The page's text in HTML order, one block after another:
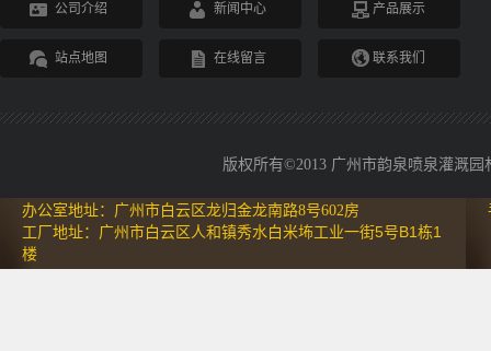
公司介绍 新闻中心 产品展示
站点地图 在线留言 联系我们
版权所有©2013 广州市韵泉喷泉灌溉
办公室地址：广州市白云区龙归金龙南路8号602房
工厂地址：广州市白云区人和镇秀水白米㘵工业一街5号B1栋1
楼